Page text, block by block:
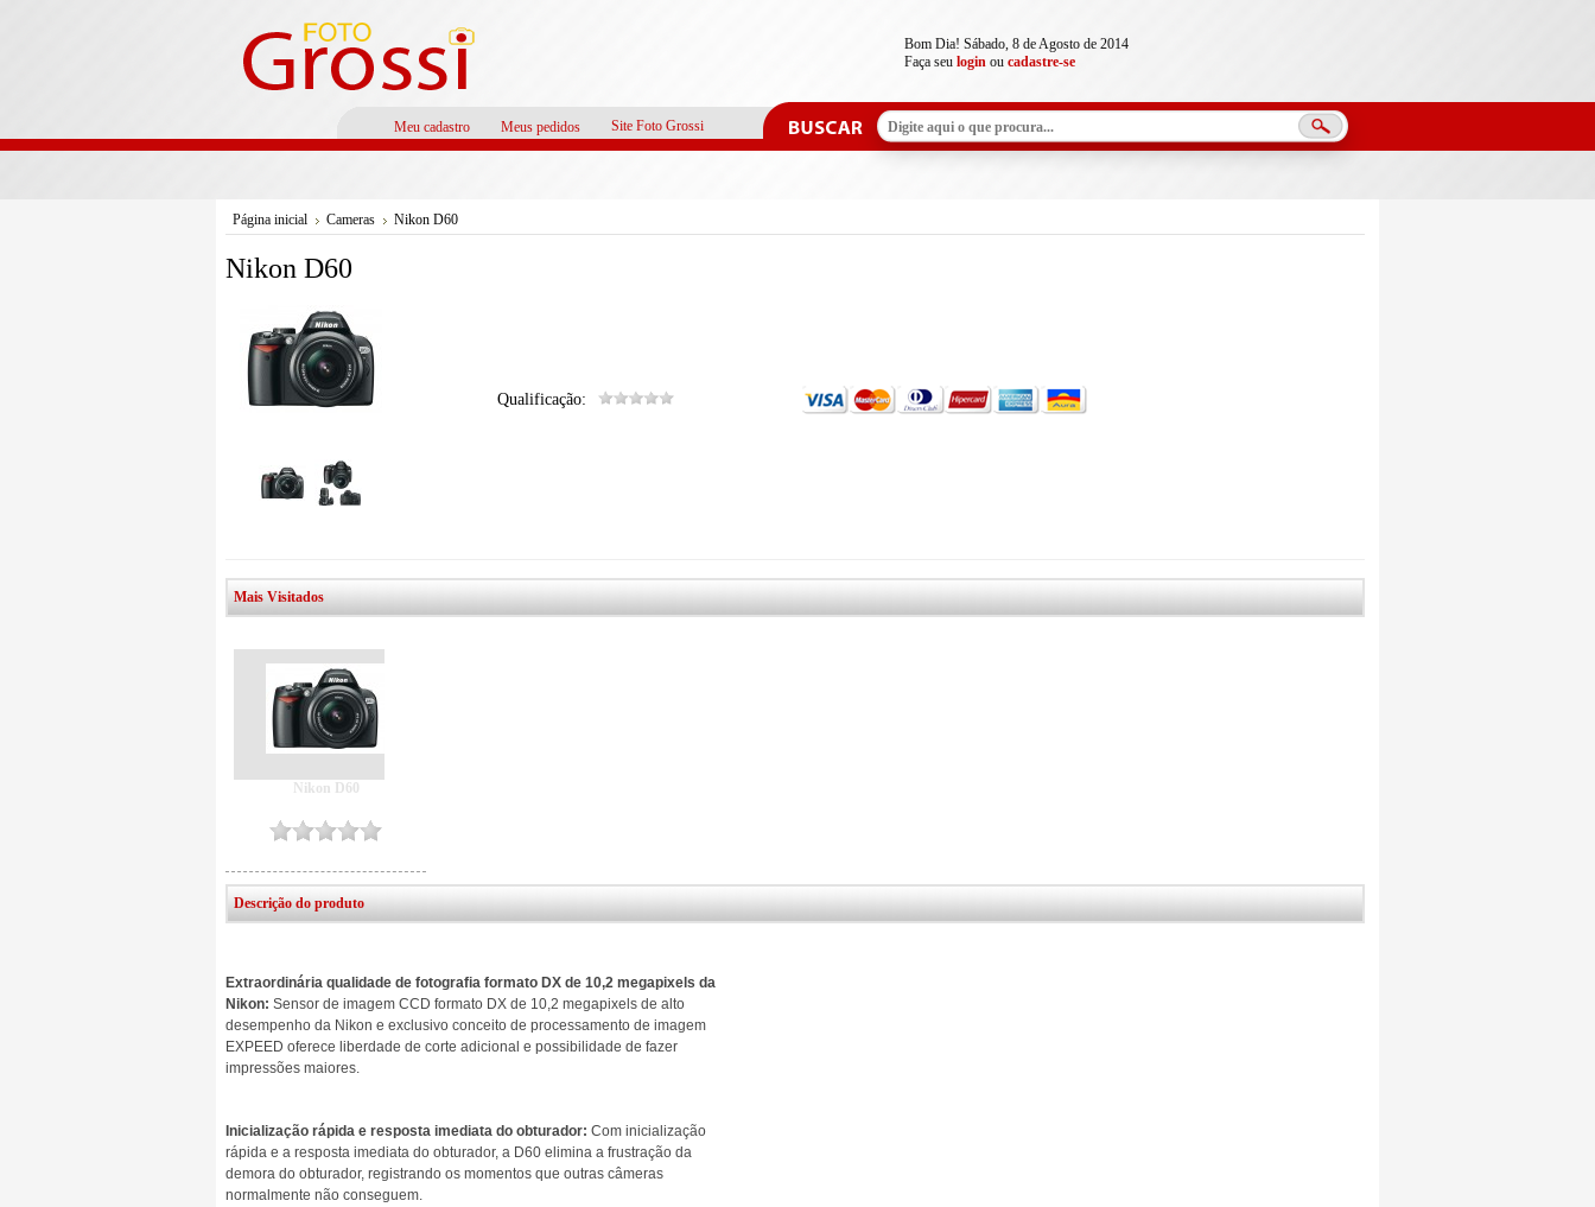
Site Foto Grossi
Meu cadastro Meus pedidos
Bom Dia! Sábado, 8 de Agosto de 2014
Faça seu login ou cadastre-se
Página inicial Cameras Nikon D60
Nikon D60
Qualificação:
Mais Visitados
Nikon D60
Descrição do produto
Extraordinária qualidade de fotografia formato DX de 10,2 megapixels da
Nikon: Sensor de imagem CCD formato DX de 10,2 megapixels de alto
desempenho da Nikon e exclusivo conceito de processamento de imagem
EXPEED oferece liberdade de corte adicional e possibilidade de fazer
impressões maiores.
Inicialização rápida e resposta imediata do obturador: Com inicialização
rápida e a resposta imediata do obturador, a D60 elimina a frustração da
demora do obturador, registrando os momentos que outras câmeras
normalmente não conseguem.